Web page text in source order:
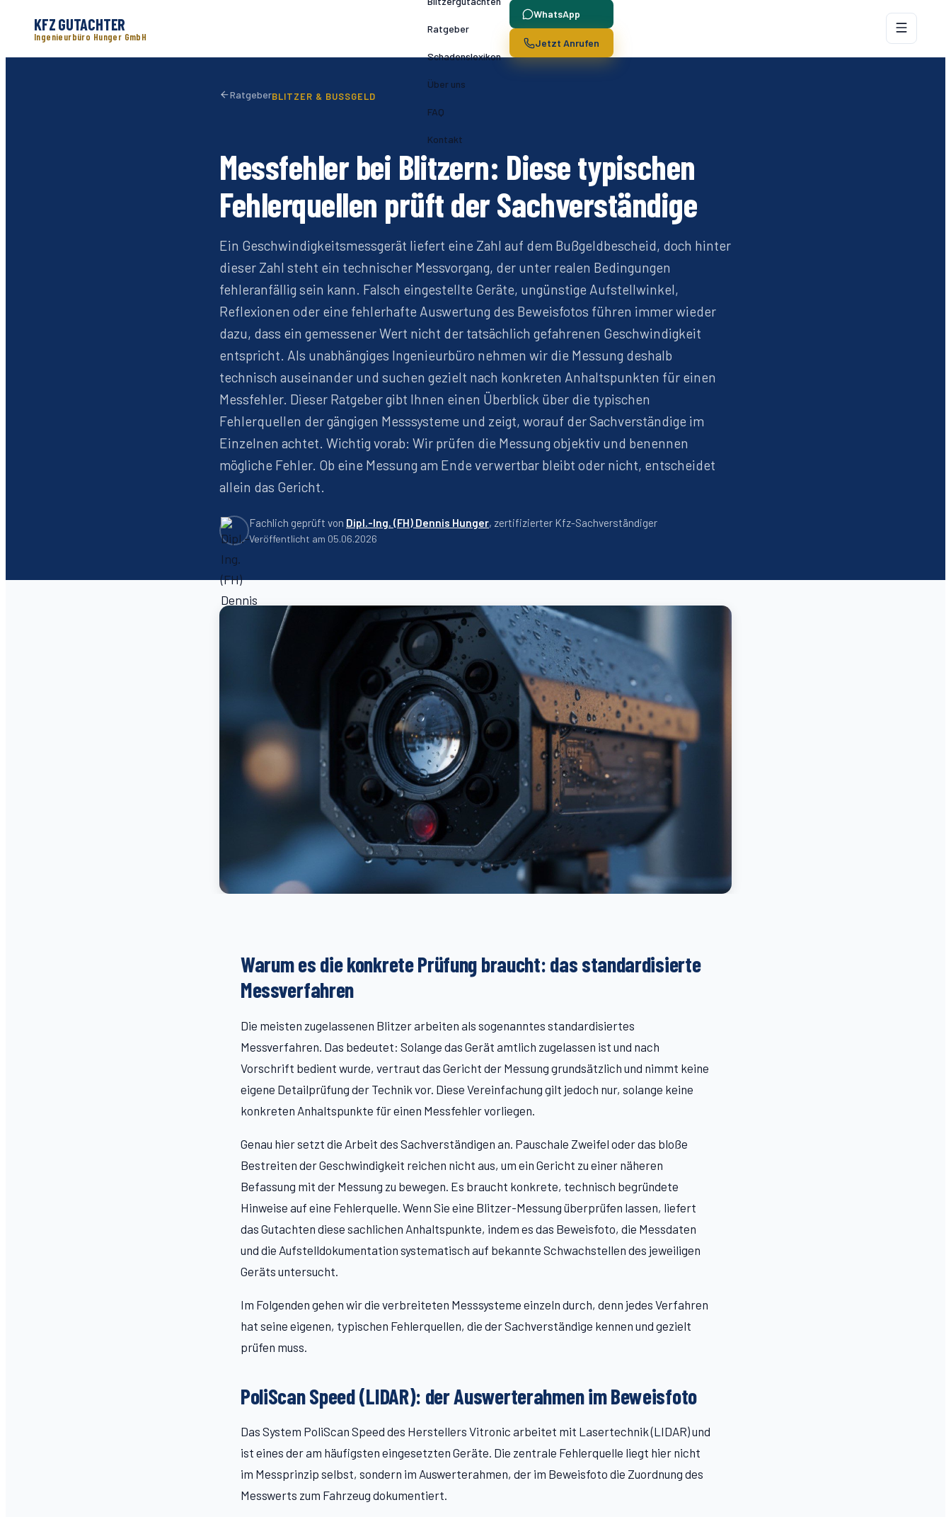
KFZ GUTACHTER
Ingenieurbüro Hunger GmbH
Ratgeber
Schadenslexikon
Über uns
FAQ
Kontakt
WhatsApp
Jetzt Anrufen
RatgeberBLITZER & BUSSGELD
Messfehler bei Blitzern: Diese typischen
Fehlerquellen prüft der Sachverständige
Ein Geschwindigkeitsmessgerät liefert eine Zahl auf dem Bußgeldbescheid, doch hinter
dieser Zahl steht ein technischer Messvorgang, der unter realen Bedingungen
fehleranfällig sein kann. Falsch eingestellte Geräte, ungünstige Aufstellwinkel,
Reflexionen oder eine fehlerhafte Auswertung des Beweisfotos führen immer wieder
dazu, dass ein gemessener Wert nicht der tatsächlich gefahrenen Geschwindigkeit
entspricht. Als unabhängiges Ingenieurbüro nehmen wir die Messung deshalb
technisch auseinander und suchen gezielt nach konkreten Anhaltspunkten für einen
Messfehler. Dieser Ratgeber gibt Ihnen einen Überblick über die typischen
Fehlerquellen der gängigen Messsysteme und zeigt, worauf der Sachverständige im
Einzelnen achtet. Wichtig vorab: Wir prüfen die Messung objektiv und benennen
mögliche Fehler. Ob eine Messung am Ende verwertbar bleibt oder nicht, entscheidet
allein das Gericht.
Fachlich geprüft von Dipl.-Ing. (FH) Dennis Hunger, zertifizierter Kfz-Sachverständiger
Veröffentlicht am 05.06.2026
Warum es die konkrete Prüfung braucht: das standardisierte
Messverfahren
Die meisten zugelassenen Blitzer arbeiten als sogenanntes standardisiertes
Messverfahren. Das bedeutet: Solange das Gerät amtlich zugelassen ist und nach
Vorschrift bedient wurde, vertraut das Gericht der Messung grundsätzlich und nimmt keine
eigene Detailprüfung der Technik vor. Diese Vereinfachung gilt jedoch nur, solange keine
konkreten Anhaltspunkte für einen Messfehler vorliegen.
Genau hier setzt die Arbeit des Sachverständigen an. Pauschale Zweifel oder das bloße
Bestreiten der Geschwindigkeit reichen nicht aus, um ein Gericht zu einer näheren
Befassung mit der Messung zu bewegen. Es braucht konkrete, technisch begründete
Hinweise auf eine Fehlerquelle. Wenn Sie eine Blitzer-Messung überprüfen lassen, liefert
das Gutachten diese sachlichen Anhaltspunkte, indem es das Beweisfoto, die Messdaten
und die Aufstelldokumentation systematisch auf bekannte Schwachstellen des jeweiligen
Geräts untersucht.
Im Folgenden gehen wir die verbreiteten Messsysteme einzeln durch, denn jedes Verfahren
hat seine eigenen, typischen Fehlerquellen, die der Sachverständige kennen und gezielt
prüfen muss.
PoliScan Speed (LIDAR): der Auswerterahmen im Beweisfoto
Das System PoliScan Speed des Herstellers Vitronic arbeitet mit Lasertechnik (LIDAR) und
ist eines der am häufigsten eingesetzten Geräte. Die zentrale Fehlerquelle liegt hier nicht
im Messprinzip selbst, sondern im Auswerterahmen, der im Beweisfoto die Zuordnung des
Messwerts zum Fahrzeug dokumentiert.